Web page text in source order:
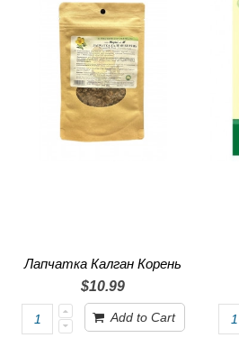
Лапчатка Калган Корень
$10.99
Add to Cart